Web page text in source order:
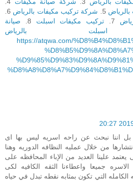
شركة تركيب مكيفات بالرياض
تركيب مكيفات اسبلت
صيانة
اسبلت بالرياض
https://atqwa.com/
اننا نبحث عن راحه اسريه ليس بها اى
من خلال عمليه النظافه الدوريه وهنا
علينا العديد من الإباء المحافظه على
جميعا واعطاءنا الثقه الكافيه لكى
الكامله التي تكون بمثابه نقطه تبدل في حياه